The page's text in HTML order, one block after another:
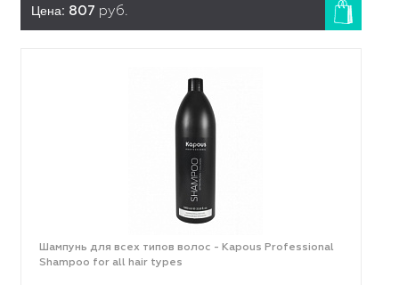
Цена: 807 руб.
Шампунь для всех типов волос - Kapous Professional
Shampoo for all hair types